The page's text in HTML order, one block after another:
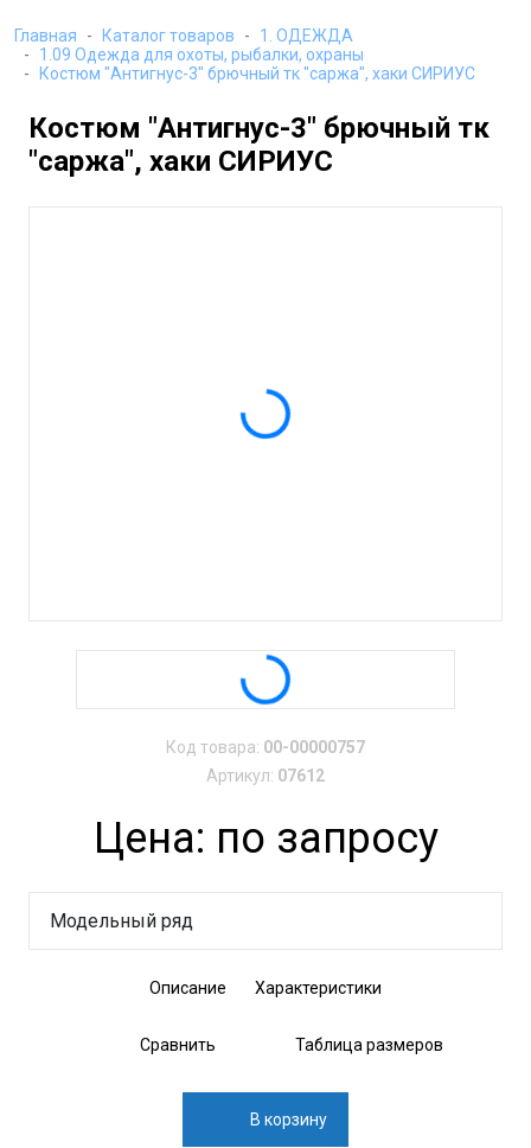
Главная Каталог товаров
1. ОДЕЖДА
1.09 Одежда для охоты, рыбалки, охраны
Костюм "Антигнус-3" брючный тк "саржа", хаки СИРИУС
Костюм "Антигнус-3" брючный тк
"саржа", хаки СИРИУС
Код товара: 00-00000757
Артикул: 07612
Цена: по запросу
Модельный ряд
Описание Характеристики
Сравнить Таблица размеров
В корзину